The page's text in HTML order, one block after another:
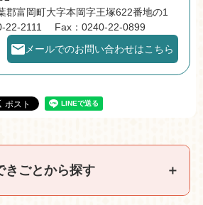
郡富岡町大字本岡字王塚622番地の1
22-2111
Fax：0240-22-0899
メールでのお問い合わせはこちら
きごとから探す ＋